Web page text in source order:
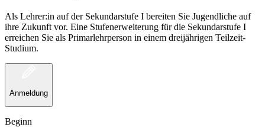
Als Lehrer:in auf der Sekundarstufe I bereiten Sie Jugendliche auf
ihre Zukunft vor. Eine Stufenerweiterung für die Sekundarstufe I
erreichen Sie als Primarlehrperson in einem dreijährigen Teilzeit-
Studium.
Anmeldung
Beginn